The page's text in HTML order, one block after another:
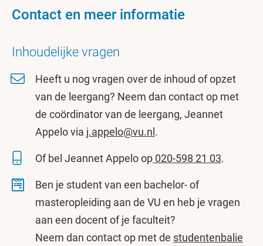
Contact en meer informatie
Inhoudelijke vragen
Heeft u nog vragen over de inhoud of opzet
van de leergang? Neem dan contact op met
de coördinator van de leergang, Jeannet
Appelo via j.appelo@vu.nl .
Of bel Jeannet Appelo op 020-598 21 03.
Ben je student van een bachelor- of
masteropleiding aan de VU en heb je vragen
aan een docent of je faculteit?
Neem dan contact op met de studentenbalie